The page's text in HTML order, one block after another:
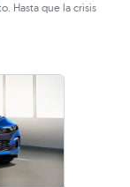
Hasta que la crisis